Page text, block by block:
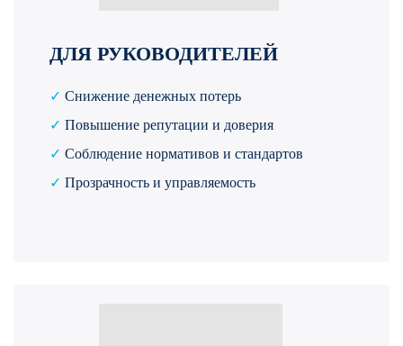
ДЛЯ РУКОВОДИТЕЛЕЙ
✓ Снижение денежных потерь
✓ Повышение репутации и доверия
✓ Соблюдение нормативов и стандартов
✓ Прозрачность и управляемость